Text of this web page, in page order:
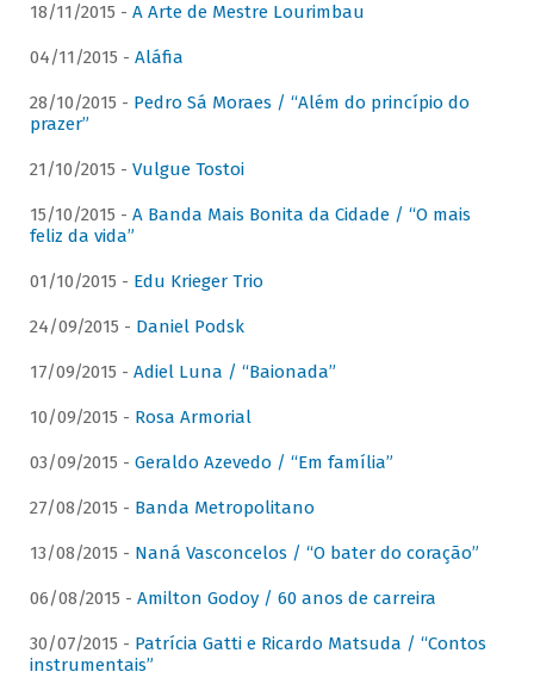
18/11/2015 - A Arte de Mestre Lourimbau
04/11/2015 - Aláfia
28/10/2015 - Pedro Sá Moraes / “Além do princípio do
prazer”
21/10/2015 - Vulgue Tostoi
15/10/2015 - A Banda Mais Bonita da Cidade / “O mais
feliz da vida”
01/10/2015 - Edu Krieger Trio
24/09/2015 - Daniel Podsk
17/09/2015 - Adiel Luna / “Baionada”
10/09/2015 - Rosa Armorial
03/09/2015 - Geraldo Azevedo / “Em família”
27/08/2015 - Banda Metropolitano
13/08/2015 - Naná Vasconcelos / “O bater do coração”
06/08/2015 - Amilton Godoy / 60 anos de carreira
30/07/2015 - Patrícia Gatti e Ricardo Matsuda / “Contos
instrumentais”